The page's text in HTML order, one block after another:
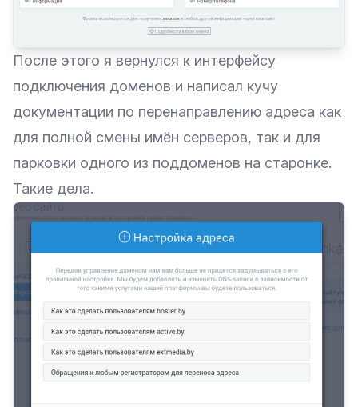
После этого я вернулся к интерфейсу
подключения доменов и написал кучу
документации по перенаправлению адреса как
для полной смены имён серверов, так и для
парковки одного из поддоменов на старонке.
Такие дела.